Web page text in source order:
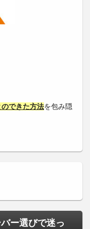
できた方法を包み隠
ー選びで迷っ